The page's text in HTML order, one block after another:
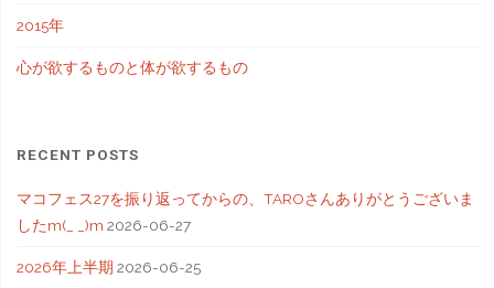
2015年
心が欲するものと体が欲するもの
RECENT POSTS
マコフェス27を振り返ってからの、TAROさんありがとうございま
したm(_ _)m 2026-06-27
2026年上半期 2026-06-25